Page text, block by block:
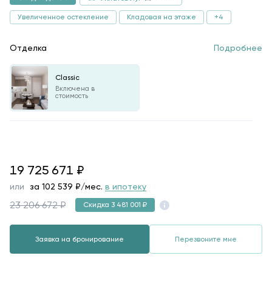
Увеличенное остекление Кладовая на этаже +4
Отделка Подробнее
Classic
Включена в
стоимость
19725671
19 725 671 ₽
или за 102 539 ₽/мес. в ипотеку
23 206 672 ₽ Скидка 3 481 001 ₽
Заявка на бронирование Перезвоните мне